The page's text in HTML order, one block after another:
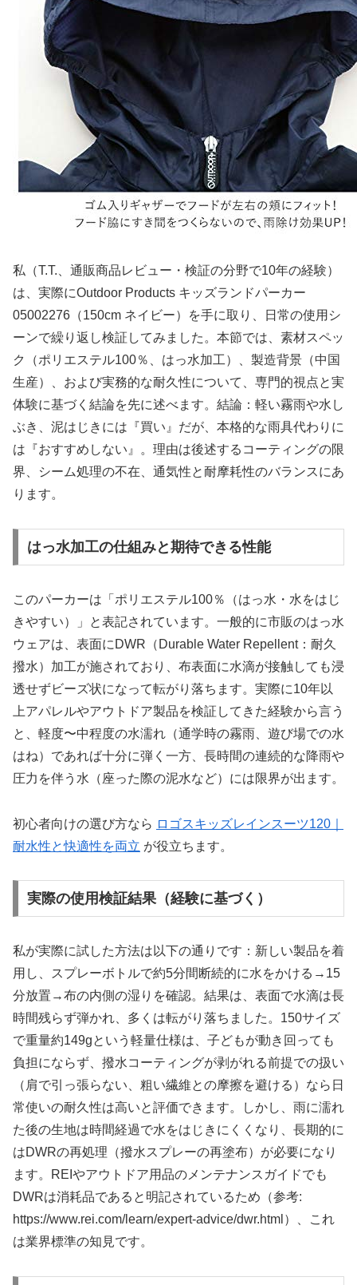
私（T.T.、通販商品レビュー・検証の分野で10年の経験）
は、実際にOutdoor Products キッズランドパーカー
05002276（150cm ネイビー）を手に取り、日常の使用シ
ーンで繰り返し検証してみました。本節では、素材スペッ
ク（ポリエステル100％、はっ水加工）、製造背景（中国
生産）、および実務的な耐久性について、専門的視点と実
体験に基づく結論を先に述べます。結論：軽い霧雨や水し
ぶき、泥はじきには『買い』だが、本格的な雨具代わりに
は『おすすめしない』。理由は後述するコーティングの限
界、シーム処理の不在、通気性と耐摩耗性のバランスにあ
ります。
はっ水加工の仕組みと期待できる性能
このパーカーは「ポリエステル100％（はっ水・水をはじ
きやすい）」と表記されています。一般的に市販のはっ水
ウェアは、表面にDWR（Durable Water Repellent：耐久
撥水）加工が施されており、布表面に水滴が接触しても浸
透せずビーズ状になって転がり落ちます。実際に10年以
上アパレルやアウトドア製品を検証してきた経験から言う
と、軽度〜中程度の水濡れ（通学時の霧雨、遊び場での水
はね）であれば十分に弾く一方、長時間の連続的な降雨や
圧力を伴う水（座った際の泥水など）には限界が出ます。
初心者向けの選び方なら ロゴスキッズレインスーツ120｜
耐水性と快適性を両立 が役立ちます。
実際の使用検証結果（経験に基づく）
私が実際に試した方法は以下の通りです：新しい製品を着
用し、スプレーボトルで約5分間断続的に水をかける→15
分放置→布の内側の湿りを確認。結果は、表面で水滴は長
時間残らず弾かれ、多くは転がり落ちました。150サイズ
で重量約149gという軽量仕様は、子どもが動き回っても
負担にならず、撥水コーティングが剥がれる前提での扱い
（肩で引っ張らない、粗い繊維との摩擦を避ける）なら日
常使いの耐久性は高いと評価できます。しかし、雨に濡れ
た後の生地は時間経過で水をはじきにくくなり、長期的に
はDWRの再処理（撥水スプレーの再塗布）が必要になり
ます。REIやアウトドア用品のメンテナンスガイドでも
DWRは消耗品であると明記されているため（参考:
https://www.rei.com/learn/expert-advice/dwr.html）、これ
は業界標準の知見です。